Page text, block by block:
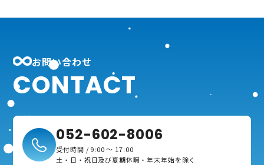
お問い合わせ
CONTACT
052-602-8006
受付時間 / 9:00 ～ 17:00
土・日・祝日及び夏期休暇・年末年始を除く